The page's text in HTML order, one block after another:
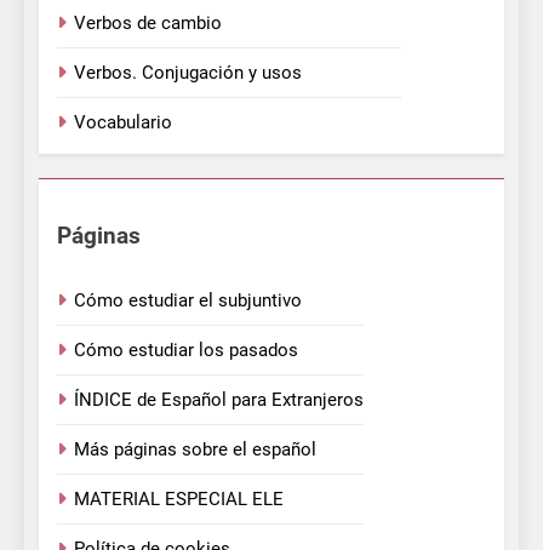
Verbos de cambio
Verbos. Conjugación y usos
Vocabulario
Páginas
Cómo estudiar el subjuntivo
Cómo estudiar los pasados
ÍNDICE de Español para Extranjeros
Más páginas sobre el español
MATERIAL ESPECIAL ELE